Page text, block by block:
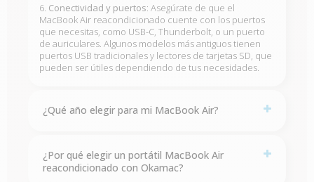
6. Conectividad y puertos: Asegúrate de que el
MacBook Air reacondicionado cuente con los puertos
que necesitas, como USB-C, Thunderbolt, o un puerto
de auriculares. Algunos modelos más antiguos tienen
puertos USB tradicionales y lectores de tarjetas SD, que
pueden ser útiles dependiendo de tus necesidades.
¿Qué año elegir para mi MacBook Air?
¿Por qué elegir un portátil MacBook Air
reacondicionado con Okamac?